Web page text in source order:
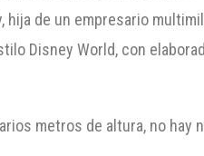
hija de un empresario
Disney World, con
metros de altura, no hay